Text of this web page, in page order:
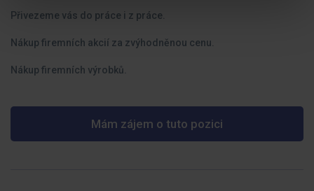
Přivezeme vás do práce i z práce.
Nákup firemních akcií za zvýhodněnou cenu.
Nákup firemních výrobků.
Mám zájem o tuto pozici